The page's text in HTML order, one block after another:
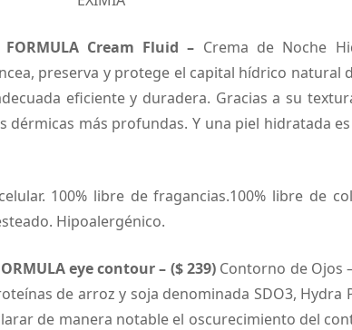
FORMULA Cream Fluid – Crema de Noche
preserva y protege el capital hídrico natural
eficiente y duradera. Gracias a su
dérmicas más profundas. Y una piel hidratada
100% libre de fragancias.100% libre de
Hipoalergénico.
eye contour – ($ 239) Contorno de Ojos
de arroz y soja denominada SDO3, Hydra
de manera notable el oscurecimiento del